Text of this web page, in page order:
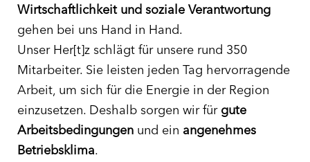
Wirtschaftlichkeit und soziale Verantwortung
gehen bei uns Hand in Hand.
Unser Her[t]z schlägt für unsere rund 350
Mitarbeiter. Sie leisten jeden Tag hervorragende
Arbeit, um sich für die Energie in der Region
einzusetzen. Deshalb sorgen wir für gute
Arbeitsbedingungen und ein angenehmes
Betriebsklima.